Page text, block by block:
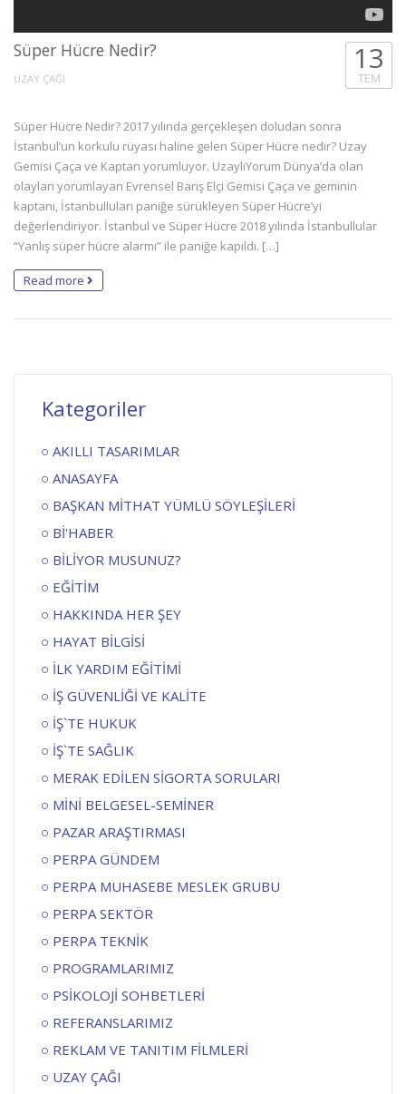
Süper Hücre Nedir?
UZAY ÇAĞI
13
TEM
Süper Hücre Nedir? 2017 yılında gerçekleşen doludan sonra
İstanbul’un korkulu rüyası haline gelen Süper Hücre nedir? Uzay
Gemisi Çaça ve Kaptan yorumluyor. UzaylıYorum Dünya’da olan
olayları yorumlayan Evrensel Barış Elçi Gemisi Çaça ve geminin
kaptanı, İstanbulluları paniğe sürükleyen Süper Hücre’yi
değerlendiriyor. İstanbul ve Süper Hücre 2018 yılında İstanbullular
“Yanlış süper hücre alarmı” ile paniğe kapıldı. […]
Read more
Kategoriler
AKILLI TASARIMLAR
ANASAYFA
BAŞKAN MİTHAT YÜMLÜ SÖYLEŞİLERİ
Bİ'HABER
BİLİYOR MUSUNUZ?
EĞİTİM
HAKKINDA HER ŞEY
HAYAT BİLGİSİ
İLK YARDIM EĞİTİMİ
İŞ GÜVENLİĞİ VE KALİTE
İŞ`TE HUKUK
İŞ`TE SAĞLIK
MERAK EDİLEN SİGORTA SORULARI
MİNİ BELGESEL-SEMİNER
PAZAR ARAŞTIRMASI
PERPA GÜNDEM
PERPA MUHASEBE MESLEK GRUBU
PERPA SEKTÖR
PERPA TEKNİK
PROGRAMLARIMIZ
PSİKOLOJİ SOHBETLERİ
REFERANSLARIMIZ
REKLAM VE TANITIM FİLMLERİ
UZAY ÇAĞI